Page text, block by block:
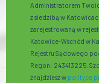
Administratorem
z siedzibą w
zarejestrowaną w
Katowice-Wschód w
Rejestru Sądowego
Regon: 243413225.
znajdziesz w polityce